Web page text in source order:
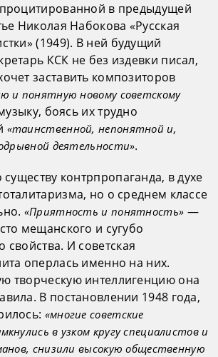
в предыдущей
Николая Набокова «Русская
(1949). В ней будущий
КСК не без издевки писал,
заставить композиторов
и понятную новому советскому
боясь их трудно
«таинственной, непонятной и,
деятельности».
контрпропаганда, в духе
но о среднем классе
«Приятность и понятность» —
мещанского и сугубо
свойства. И советская
оперлась именно на них.
творческую интеллигенцию она
В постановлении 1948 года,
«многие советские
в узком кругу специалистов и
снизили высокую общественную